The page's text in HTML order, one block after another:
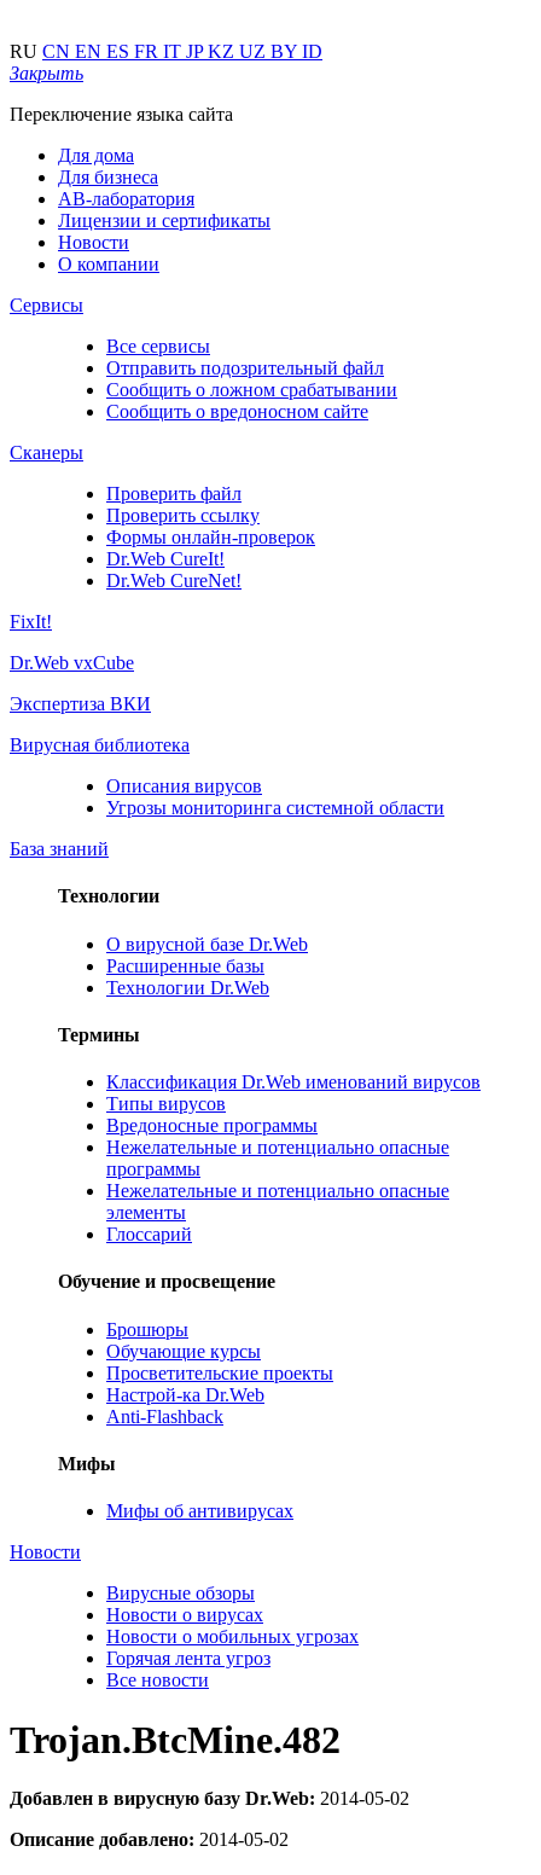
RU CN EN ES FR IT JPKZ UZ BY ID
Закрыть
Переключение языка сайта
Для дома
Для бизнеса
АВ-лаборатория
Лицензии и сертификаты
Новости
О компании
Сервисы
Все сервисы
Отправить подозрительный файл
Сообщить о ложном срабатывании
Сообщить о вредоносном сайте
Сканеры
Проверить файл
Проверить ссылку
Формы онлайн-проверок
Dr.Web CureIt!
Dr.Web CureNet!
FixIt!
Dr.Web vxCube
Экспертиза ВКИ
Вирусная библиотека
Описания вирусов
Угрозы мониторинга системной области
База знаний
Технологии
О вирусной базе Dr.Web
Расширенные базы
Технологии Dr.Web
Термины
Классификация Dr.Web именований вирусов
Типы вирусов
Вредоносные программы
Нежелательные и потенциально опасные
программы
Нежелательные и потенциально опасные
элементы
Глоссарий
Обучение и просвещение
Брошюры
Обучающие курсы
Просветительские проекты
Настрой-ка Dr.Web
Anti-Flashback
Мифы
Мифы об антивирусах
Новости
Вирусные обзоры
Новости о вирусах
Новости о мобильных угрозах
Горячая лента угроз
Все новости
Trojan.BtcMine.482
Добавлен в вирусную базу Dr.Web: 2014-05-02
Описание добавлено: 2014-05-02